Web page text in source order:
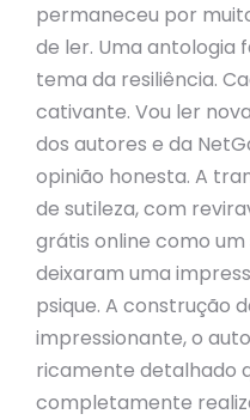
permaneceu por
de ler. Uma antologia
tema da resiliência.
cativante. Vou ler
dos autores e da
opinião honesta. A
de sutileza, com
grátis online como um
deixaram uma
psique. A construção
impressionante, o
ricamente detalhado
completamente